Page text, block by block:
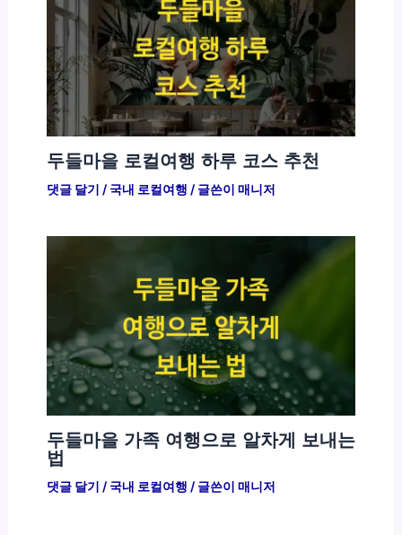
두들마을 로컬여행 하루 코스 추천
댓글 달기 / 국내 로컬여행 / 글쓴이 매니저
두들마을 가족 여행으로 알차게 보내는
법
댓글 달기 / 국내 로컬여행 / 글쓴이 매니저